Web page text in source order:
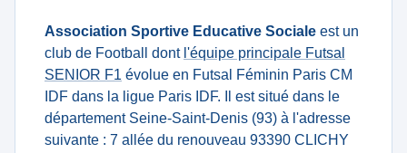
Association Sportive Educative Sociale est un
club de Football dont l'équipe principale Futsal
SENIOR F1 évolue en Futsal Féminin Paris CM
IDF dans la ligue Paris IDF. Il est situé dans le
département Seine-Saint-Denis (93) à l'adresse
suivante : 7 allée du renouveau 93390 CLICHY